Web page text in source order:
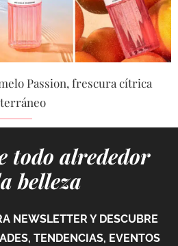
Passion, frescura cítrica
todo alrededor
belleza
NEWSLETTER Y DESCUBRE
TENDENCIAS, EVENTOS